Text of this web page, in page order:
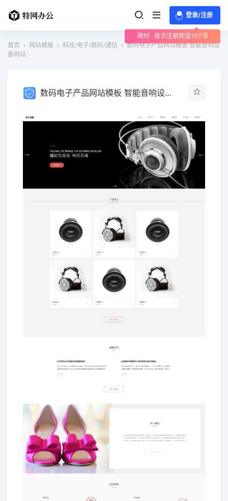
登录/注册
限时 · 首次注册即送10T币
首页 网站模版 科技/电子/数码/通信
数码电子产品网站模板 智能音响设
备网站
数码电子产品网站模板 智能音响设备网站